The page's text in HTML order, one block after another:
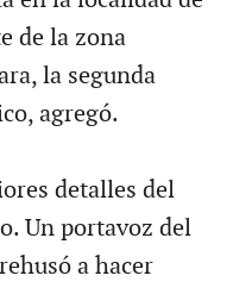
de la zona
la segunda
agregó.
detalles del
Un portavoz del
a hacer